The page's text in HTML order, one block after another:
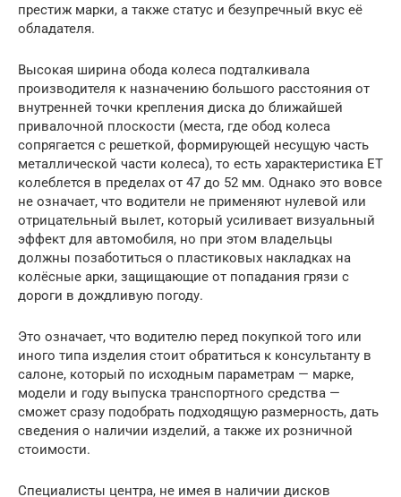
престиж марки, а также статус и безупречный вкус её
обладателя.
Высокая ширина обода колеса подталкивала
производителя к назначению большого расстояния от
внутренней точки крепления диска до ближайшей
привалочной плоскости (места, где обод колеса
сопрягается с решеткой, формирующей несущую часть
металлической части колеса), то есть характеристика ЕТ
колеблется в пределах от 47 до 52 мм. Однако это вовсе
не означает, что водители не применяют нулевой или
отрицательный вылет, который усиливает визуальный
эффект для автомобиля, но при этом владельцы
должны позаботиться о пластиковых накладках на
колёсные арки, защищающие от попадания грязи с
дороги в дождливую погоду.
Это означает, что водителю перед покупкой того или
иного типа изделия стоит обратиться к консультанту в
салоне, который по исходным параметрам — марке,
модели и году выпуска транспортного средства —
сможет сразу подобрать подходящую размерность, дать
сведения о наличии изделий, а также их розничной
стоимости.
Специалисты центра, не имея в наличии дисков